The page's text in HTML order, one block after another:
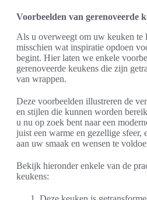
Voorbeelden van gerenoveerde
Als u overweegt om uw keuken te
misschien wat inspiratie opdoen
begint. Hier laten we enkele
gerenoveerde keukens die zijn
van wrappen.
Deze voorbeelden illustreren de
en stijlen die kunnen worden
u nu op zoek bent naar een
juist een warme en gezellige sfeer,
aan uw smaak en wensen te
Bekijk hieronder enkele van de
keukens: